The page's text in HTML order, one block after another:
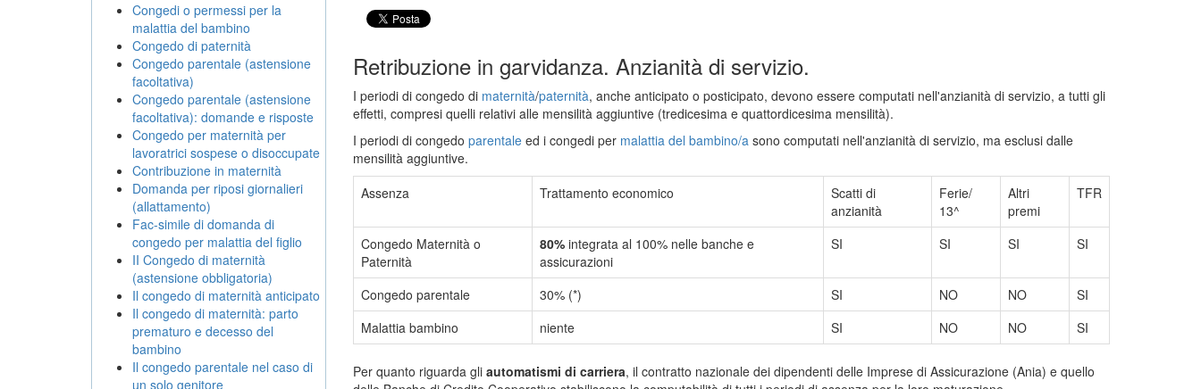
Retribuzione in garvidanza. Anzianità di servizio.
I periodi di congedo di maternità/paternità, anche anticipato o posticipato, devono essere computati nell'anzianità di servizio, a tutti gli
effetti, compresi quelli relativi alle mensilità aggiuntive (tredicesima e quattordicesima mensilità).
I periodi di congedo parentaleed i congedi per malattia del bambino/a sono computati nell'anzianità di servizio, ma esclusi dalle
mensilità aggiuntive.
Assenza
Trattamento economico
Scatti di
anzianità
Ferie/
13^
Altri
premi
TFR
Congedo Maternità o
Paternità
80%integrata al 100% nelle banche e
assicurazioni
SI SI SI SI
Congedo parentale 30% (*) SI NO NO
SI
Malattia bambino
niente SI NO NO SI
Per quanto riguarda gli automatismi di carriera, il contratto nazionale dei dipendenti delle Imprese di Assicurazione (Ania) e quello
Congedi o permessi per la
malattia del bambino
Congedo di paternità
Congedo parentale (astensione
facoltativa)
Congedo parentale (astensione
facoltativa): domande e risposte
Congedo per maternità per
lavoratrici sospese o disoccupate
Contribuzione in maternità
Domanda per riposi giornalieri
(allattamento)
Fac-simile di domanda di
congedo per malattia del figlio
II Congedo di maternità
(astensione obbligatoria)
Il congedo di maternità anticipato
Il congedo di maternità: parto
prematuro e decesso del
bambino
Il congedo parentale nel caso di
un solo genitore